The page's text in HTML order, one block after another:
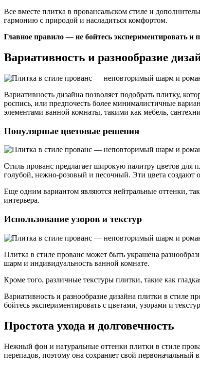
Все вместе плитка в провансальском стиле и
гармонию с природой и насладиться комфортом.
Главное правило — не бойтесь экспериментировать
Вариативность и разнообразие
Вариативность дизайна позволяет подобрать плитку,
роспись, или предпочесть более минималистичные
элементами ванной комнаты, такими как мебель,
Популярные цветовые решения
Стиль прованс предлагает широкую палитру цветов для
голубой, нежно-розовый и песочный. Эти цвета
Еще одним вариантом являются нейтральные оттенки,
интерьера.
Использование узоров и текстур
Плитка в стиле прованс может быть украшена
шарм и индивидуальность ванной комнате.
Кроме того, различные текстуры плитки, такие как
Вариативность и разнообразие дизайна плитки в стиле
бойтесь экспериментировать с цветами, узорами и
Простота ухода и долговечность
Нежный фон и натуральные оттенки плитки в стиле
перепадов, поэтому она сохраняет свой первоначальный